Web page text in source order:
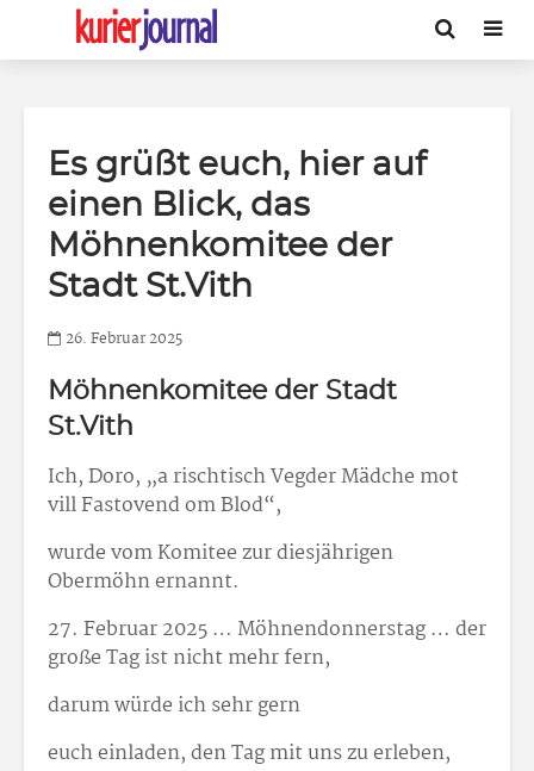
Es grüßt euch, hier auf
einen Blick, das
Möhnenkomitee der
Stadt St.Vith
26. Februar 2025
Möhnenkomitee der Stadt
St.Vith
Ich, Doro, „a rischtisch Vegder Mädche mot
vill Fastovend om Blod“,
wurde vom Komitee zur diesjährigen
Obermöhn ernannt.
27. Februar 2025 … Möhnendonnerstag … der
große Tag ist nicht mehr fern,
darum würde ich sehr gern
euch einladen, den Tag mit uns zu erleben,